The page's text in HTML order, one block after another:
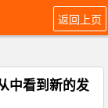
返回上页
中看到新的发